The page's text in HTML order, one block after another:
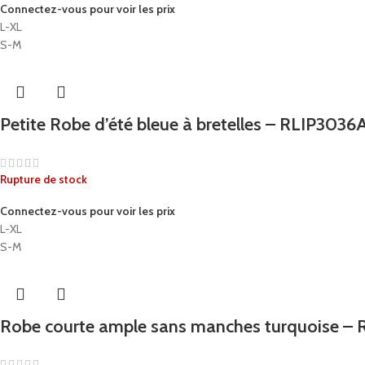
Connectez-vous pour voir les prix
L-XL
S-M
Petite Robe d’été bleue à bretelles –
Rupture de stock
Connectez-vous pour voir les prix
L-XL
S-M
Robe courte ample sans manches turquoise –